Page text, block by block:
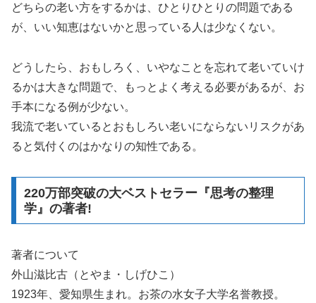
どちらの老い方をするかは、ひとりひとりの問題である
が、いい知恵はないかと思っている人は少なくない。
どうしたら、おもしろく、いやなことを忘れて老いていけ
るかは大きな問題で、もっとよく考える必要があるが、お
手本になる例が少ない。
我流で老いているとおもしろい老いにならないリスクがあ
ると気付くのはかなりの知性である。
220万部突破の大ベストセラー『思考の整理
学』の著者!
著者について
外山滋比古（とやま・しげひこ）
1923年、愛知県生まれ。お茶の水女子大学名誉教授。